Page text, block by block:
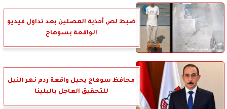
ضبط لص أحذية المصلين بعد تداول فيديو
الواقعة بسوهاج
محافظ سوهاج يحيل واقعة ردم نهر النيل
للتحقيق العاجل بالبلينا